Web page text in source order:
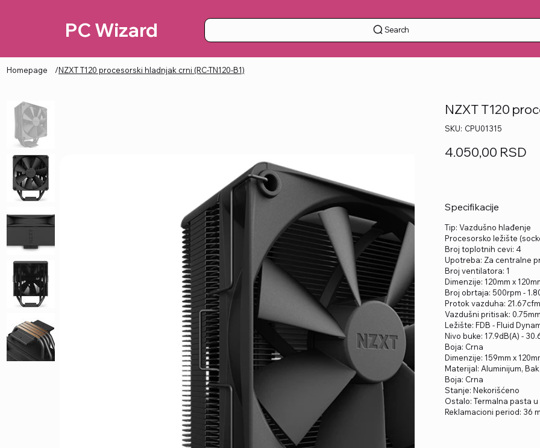
PC Wizard Search
Homepage /NZXT T120 procesorski hladnjak crni (RC-TN120-B1)
NZXT T120
SKU: SKU
CPU01315
CPU01315
4.050,00 RSD
Specifikacije
Tip: Vazdušno hlađenje
Procesorsko ležište
Broj toplotnih cevi: 4
Upotreba: Za centralne
Broj ventilatora: 1
Dimenzije: 120mm x
Broj obrtaja: 500rpm -
Protok vazduha:
Vazdušni pritisak:
Ležište: FDB - Fluid
Nivo buke: 17.9dB(A) -
Boja: Crna
Dimenzije: 159mm x
Materijal: Aluminijum,
Boja: Crna
Stanje: Nekorišćeno
Ostalo: Termalna pasta
Reklamacioni period: 36